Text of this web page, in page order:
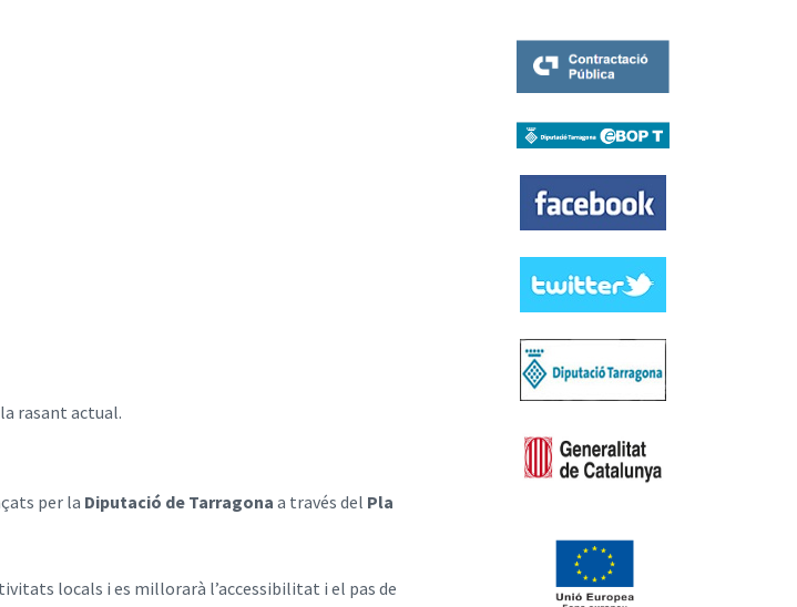
rasant actual.
per la Diputació de Tarragona a través del Pla
locals i es millorarà l’accessibilitat i el pas de